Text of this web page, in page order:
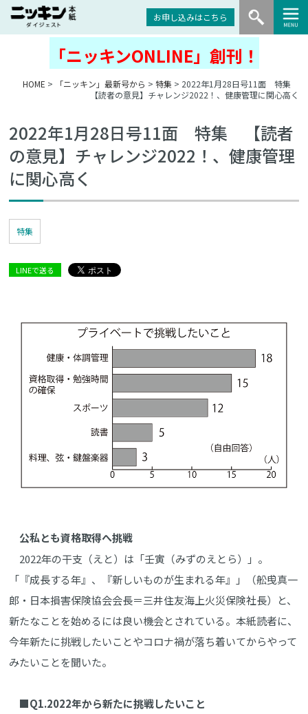
お申し込みはこちら
「ニッキンONLINE」創刊！
HOME > 「ニッキン」最新号から > 特集 > 2022年1月28日号11面 特集
【読者の意見】チャレンジ2022！、健康管理に関心高く
2022年1月28日号11面 特集 【読者
の意見】チャレンジ2022！、健康管理
に関心高く
特集
LINEで送る
公私とも資格取得へ挑戦
2022年の干支（えと）は「壬寅（みずのえとら）」。
「『成長する年』、『新しいものが生まれる年』」（舩曵真一
郎・日本損害保険協会会長＝三井住友海上火災保険社長）と、
新たなことを始めるには良い機会とされている。本紙読者に、
今年新たに挑戦したいことやコロナ禍が落ち着いてからやって
みたいことを聞いた。
■Q1.2022年から新たに挑戦したいこと